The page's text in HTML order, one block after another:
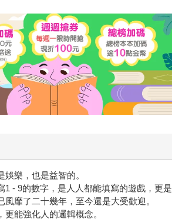
樂，也是益智的。
- 9的數字，是人人都能填寫的遊戲，更是
靡了二十幾年，至今還是大受歡迎。
能強化人的邏輯概念。